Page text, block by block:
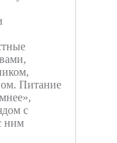
Питание
с
ним